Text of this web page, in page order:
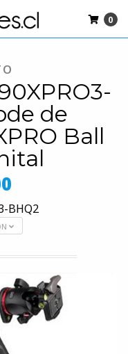
0
de
Ball
BHQ2